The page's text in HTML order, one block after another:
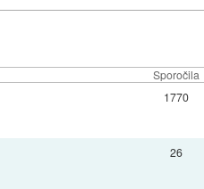
Sporočila
1770
26